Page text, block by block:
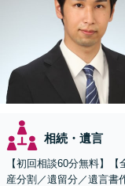
相続・遺言
【初回相談60分無料】
産分割／遺留分／遺言書